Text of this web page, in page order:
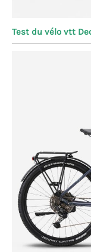
Test du vélo vtt